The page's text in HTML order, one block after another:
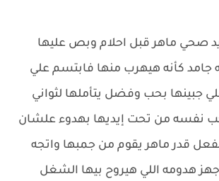
صحي ماهر قبل احلام وبص عليها
جامد كأنه هيهرب منها فابتسم علي
جبينها بحب وفضل يتأملها لثواني
نفسه من تحت إيديها بهدوء علشان
قدر ماهر يقوم من جمبها واتجه
هدومه اللي هيروح بيها الشغل